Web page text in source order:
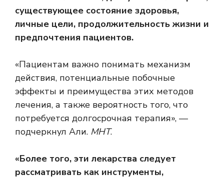
существующее состояние здоровья,
личные цели, продолжительность жизни и
предпочтения пациентов.
«Пациентам важно понимать механизм
действия, потенциальные побочные
эффекты и преимущества этих методов
лечения, а также вероятность того, что
потребуется долгосрочная терапия», —
подчеркнул Али. МНТ.
«Более того, эти лекарства следует
рассматривать как инструменты,